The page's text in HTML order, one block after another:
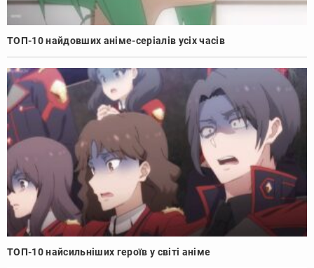
ТОП-10 найдовших аніме-серіалів усіх часів
ТОП-10 найсильніших героїв у світі аніме